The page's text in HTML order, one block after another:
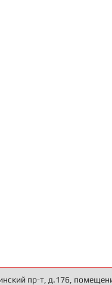
пр-т, д.176,